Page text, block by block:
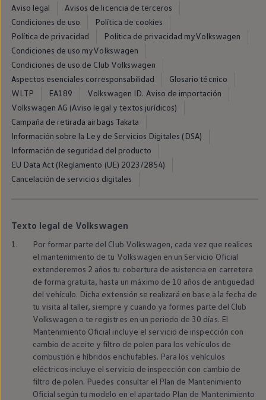
Llantas y neumáticos
Recambios Volkswagen
Accesorios y merchandising
Seguridad
Transporte
Entretenimiento
Personalización
Carga
Merchandising
Todo sobre tu Volkswagen
Tu coche conectado
Luces de advertencia
Manuales del coche
Información sobre EA189
Accede a My Volkswagen
Todo sobre tu Volkswagen
Información sobre Diésel XTL
Scirocco
Jetta
Sharan
Golf
Polo
Passat
Tiguan
Touareg
Touran
t-roc-1
Asistencia en carretera
Aviso legal
Avisos de licencia de terceros
Condiciones de uso
Política de cookies
Política de privacidad
Política de privacidad myVolkswagen
Condiciones de uso myVolkswagen
Condiciones de uso de Club Volkswagen
Aspectos esenciales corresponsabilidad
Glosario técnico
WLTP
EA189
Volkswagen ID. Aviso de importación
Volkswagen AG (Aviso legal y textos jurídicos)
Campaña de retirada airbags Takata
Información sobre la Ley de Servicios Digitales (DSA)
Información de seguridad del producto
EU Data Act (Reglamento (UE) 2023/2854)
Cancelación de servicios digitales
Texto legal de Volkswagen
1. Por formar parte del Club Volkswagen, cada vez que realices
el mantenimiento de tu Volkswagen en un Servicio Oficial
extenderemos 2 años tu cobertura de asistencia en carretera
de forma gratuita, hasta un máximo de 10 años de antigüedad
del vehículo. Dicha extensión se realizará en base a la fecha de
tu visita al taller, siempre y cuando ya formes parte del Club
Volkswagen o te registres en un periodo de 30 días. El
Mantenimiento Oficial incluye el servicio de inspección con
cambio de aceite y filtro de polen para los vehículos de
combustión e híbridos enchufables. Para los vehículos
eléctricos incluye el servicio de inspección con cambio de
filtro de polen. Puedes consultar el Plan de Mantenimiento
Oficial según tu modelo en el apartado Plan de Mantenimiento